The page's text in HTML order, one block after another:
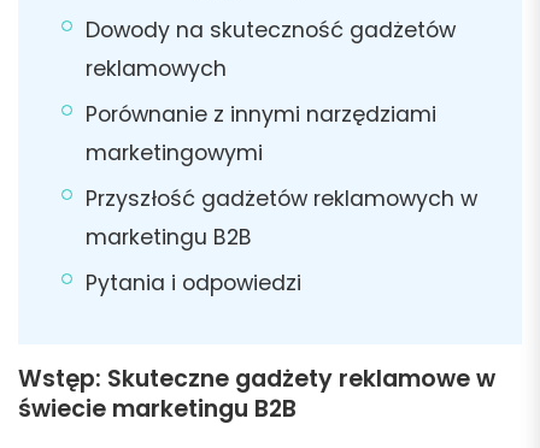
Dowody na skuteczność gadżetów
reklamowych
Porównanie z innymi narzędziami
marketingowymi
Przyszłość gadżetów reklamowych w
marketingu B2B
Pytania i odpowiedzi
Wstęp: Skuteczne gadżety reklamowe w
świecie marketingu B2B